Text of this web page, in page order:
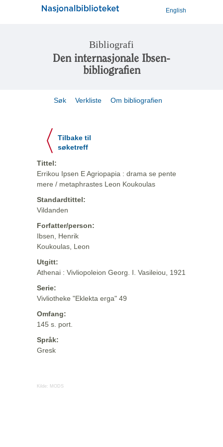
English
Bibliografi
Den internasjonale Ibsen-
bibliografien
Søk Verkliste Om bibliografien
Tilbake til
søketreff
Tittel:
Errikou Ipsen E Agriopapia : drama se pente
mere / metaphrastes Leon Koukoulas
Standardtittel:
Vildanden
Forfatter/person:
Ibsen, Henrik
Koukoulas, Leon
Utgitt:
Athenai : Vivliopoleion Georg. I. Vasileiou, 1921
Serie:
Vivliotheke "Eklekta erga" 49
Omfang:
145 s. port.
Språk:
Gresk
Kilde: MODS